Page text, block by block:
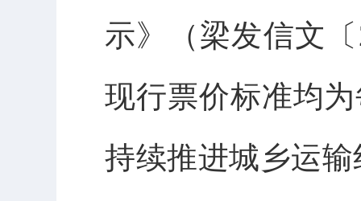
示》（梁发信文
现行票价标准均
持续推进城乡运